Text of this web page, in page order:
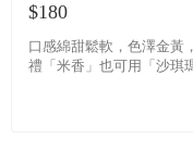
$180
口感綿甜鬆軟，色澤金黃
禮「米香」也可用「沙琪